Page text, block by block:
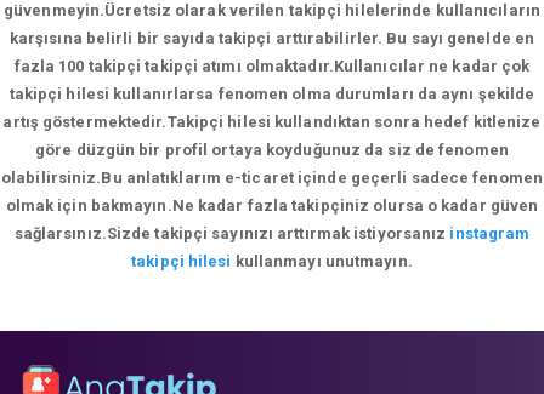
güvenmeyin.Ücretsiz olarak verilen takipçi hilelerinde kullanıcıların
karşısına belirli bir sayıda takipçi arttırabilirler. Bu sayı genelde en
fazla 100 takipçi takipçi atımı olmaktadır.Kullanıcılar ne kadar çok
takipçi hilesi kullanırlarsa fenomen olma durumları da aynı şekilde
artış göstermektedir.Takipçi hilesi kullandıktan sonra hedef kitlenize
göre düzgün bir profil ortaya koyduğunuz da siz de fenomen
olabilirsiniz.Bu anlatıklarım e-ticaret içinde geçerli sadece fenomen
olmak için bakmayın.Ne kadar fazla takipçiniz olursa o kadar güven
sağlarsınız.Sizde takipçi sayınızı arttırmak istiyorsanız instagram
takipçi hilesi kullanmayı unutmayın.